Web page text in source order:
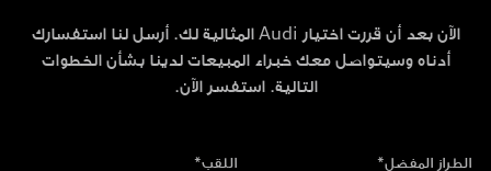
الآن بعد أن قررت اختيار Audi المثالية لك. أرسل لنا استفسارك
أدناه وسيتواصل معك خبراء المبيعات لدينا بشأن الخطوات
التالية. استفسر الآن.
الطراز المفضل* اللقب*